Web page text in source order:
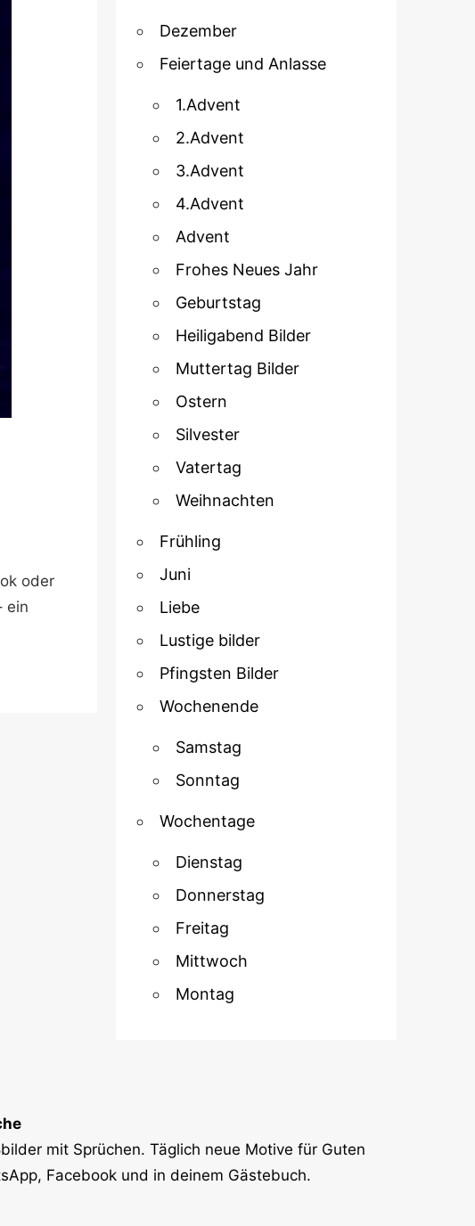
oder
ein
Dezember
Feiertage und Anlasse
1.Advent
2.Advent
3.Advent
4.Advent
Advent
Frohes Neues Jahr
Geburtstag
Heiligabend Bilder
Muttertag Bilder
Ostern
Silvester
Vatertag
Weihnachten
Frühling
Juni
Liebe
Lustige bilder
Pfingsten Bilder
Wochenende
Samstag
Sonntag
Wochentage
Dienstag
Donnerstag
Freitag
Mittwoch
Montag
mit Sprüchen. Täglich neue Motive für Guten
Facebook und in deinem Gästebuch.